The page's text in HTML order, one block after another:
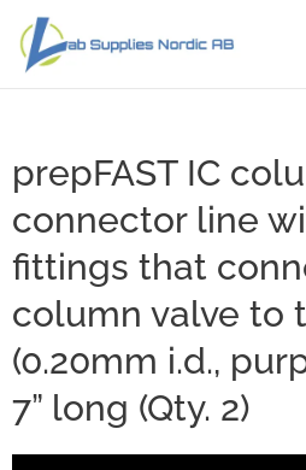
prepFAST IC
connector line
fittings that
column valve to
(0.20mm i.d.,
7” long (Qty. 2)